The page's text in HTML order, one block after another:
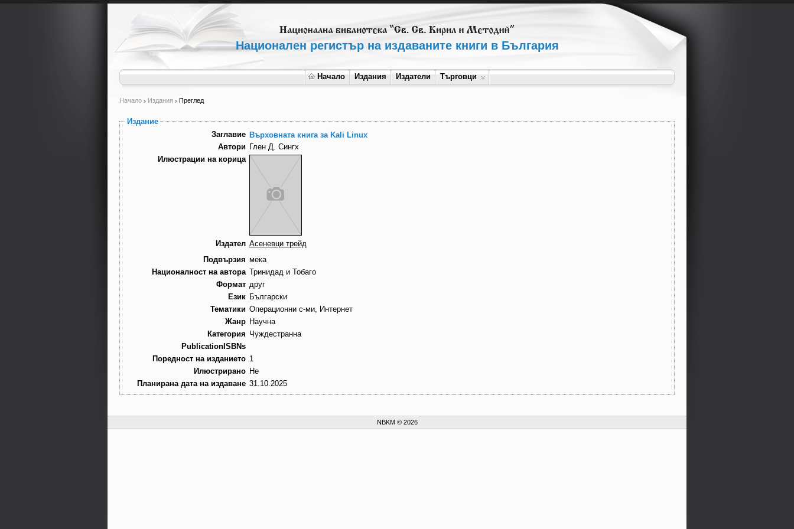
Национален регистър на издаваните книги в България
Начало Издания Издатели Търговци
Начало Издания Преглед
Издание
Заглавие Върховната книга за Kali Linux
Автори Глен Д. Сингх
Илюстрации на корица
Издател Асеневци трейд
Подвързия мека
Националност на автора Тринидад и Тобаго
Формат друг
Език Български
Тематики Операционни с-ми, Интернет
Жанр Научна
Категория Чуждестранна
PublicationISBNs
Поредност на изданието 1
Илюстрирано Не
Планирана дата на издаване 31.10.2025
NBKM © 2026